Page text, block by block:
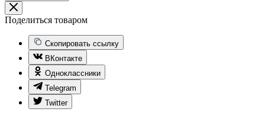
Поделиться товаром
Скопировать ссылку
ВКонтакте
Одноклассники
Telegram
Twitter